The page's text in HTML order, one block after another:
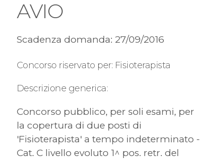
AVIO
Scadenza domanda: 27/09/2016
Concorso riservato per: Fisioterapista
Descrizione generica:
Concorso pubblico, per soli esami, per
la copertura di due posti di
'Fisioterapista' a tempo indeterminato -
Cat. C livello evoluto 1^ pos. retr. del